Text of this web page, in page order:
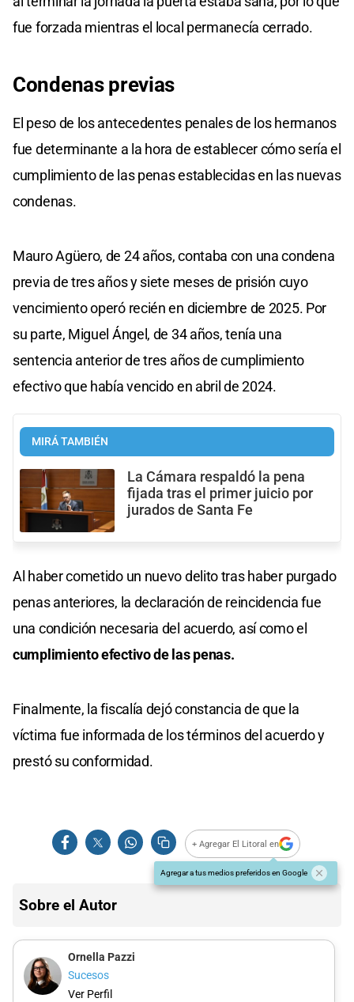
fue forzada mientras el local permanecía cerrado.
Condenas previas
El peso de los antecedentes penales de los hermanos
fue determinante a la hora de establecer cómo sería el
cumplimiento de las penas establecidas en las nuevas
condenas.
Mauro Agüero, de 24 años, contaba con una condena
previa de tres años y siete meses de prisión cuyo
vencimiento operó recién en diciembre de 2025. Por
su parte, Miguel Ángel, de 34 años, tenía una
sentencia anterior de tres años de cumplimiento
efectivo que había vencido en abril de 2024.
MIRÁ TAMBIÉN
La Cámara respaldó la pena
fijada tras el primer juicio por
jurados de Santa Fe
Al haber cometido un nuevo delito tras haber purgado
penas anteriores, la declaración de reincidencia fue
una condición necesaria del acuerdo, así como el
cumplimiento efectivo de las penas.
Finalmente, la fiscalía dejó constancia de que la
víctima fue informada de los términos del acuerdo y
prestó su conformidad.
+ Agregar El Litoral en
Agregar a tus medios preferidos en Google
Sobre el Autor
Ornella Pazzi
Sucesos
Ver Perfil